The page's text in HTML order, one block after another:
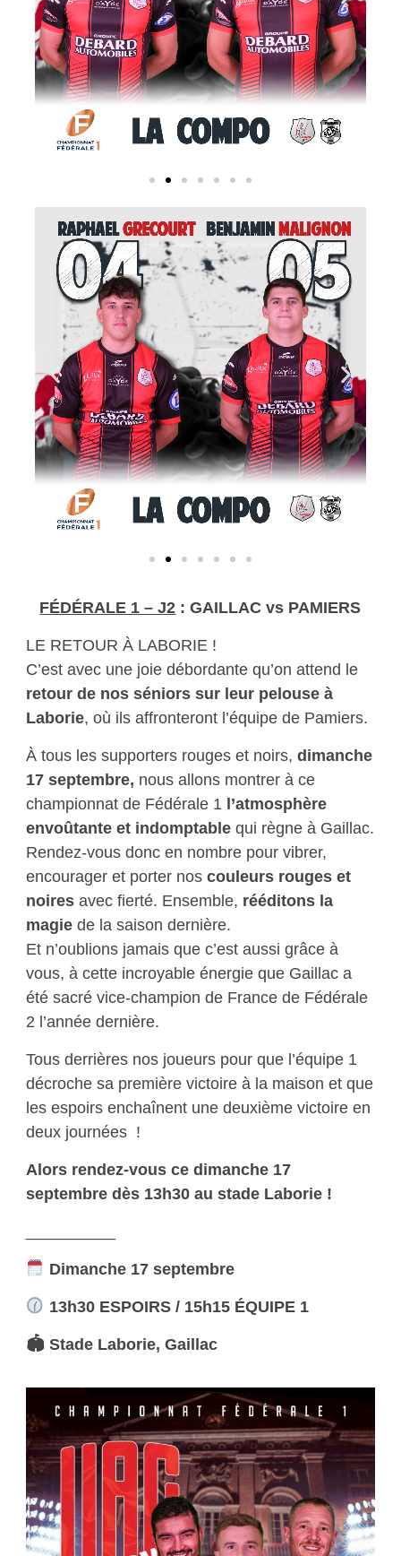
FÉDÉRALE 1 – J2 : GAILLAC vs PAMIERS
LE RETOUR À LABORIE !
C’est avec une joie débordante qu’on attend le
retour de nos séniors sur leur pelouse à
Laborie, où ils affronteront l’équipe de Pamiers.
À tous les supporters rouges et noirs, dimanche
17 septembre, nous allons montrer à ce
championnat de Fédérale 1 l’atmosphère
envoûtante et indomptablequi règne à Gaillac.
Rendez-vous donc en nombre pour vibrer,
encourager et porter nos couleurs rouges et
noiresavec fierté. Ensemble, rééditons la
magiede la saison dernière.
Et n’oublions jamais que c’est aussi grâce à
vous, à cette incroyable énergie que Gaillac a
été sacré vice-champion de France de Fédérale
2 l’année dernière.
Tous derrières nos joueurs pour que l’équipe 1
décroche sa première victoire à la maison et que
les espoirs enchaînent une deuxième victoire en
deux journées !
Alors rendez-vous ce dimanche 17
septembre dès 13h30 au stade Laborie !
Dimanche 17 septembre
13h30 ESPOIRS / 15h15 ÉQUIPE 1
🏟 Stade Laborie, Gaillac